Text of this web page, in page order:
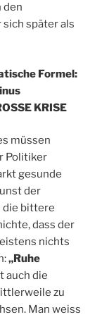
den
später als
Formel:
KRISE
müssen
Politiker
gesunde
der
die bittere
dass der
nichts
„Ruhe
auch die
zu
Man weiss